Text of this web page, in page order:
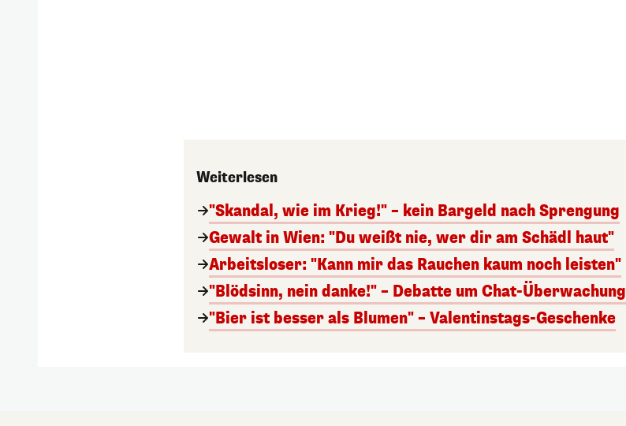
Weiterlesen
"Skandal, wie im Krieg!" – kein Bargeld nach Sprengung
Gewalt in Wien: "Du weißt nie, wer dir am Schädl haut"
Arbeitsloser: "Kann mir das Rauchen kaum noch leisten"
"Blödsinn, nein danke!" – Debatte um Chat-Überwachung
"Bier ist besser als Blumen" – Valentinstags-Geschenke